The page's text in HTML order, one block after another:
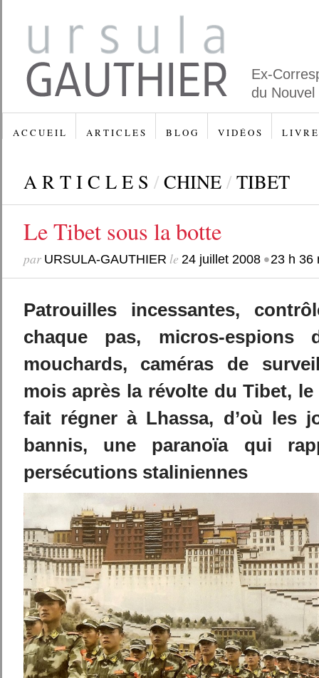
Ex-
du
A C C U E I L A R T I C L E S B L O G V I D É O S L I V R E
A R T I C L E S / CHINE / TIBET
Le Tibet sous la botte
par URSULA-GAUTHIER le 24 juillet 2008•23 h 36
Patrouilles incessantes,
chaque pas, micros-espions
mouchards, caméras de
mois après la révolte du Tibet,
fait régner à Lhassa, d’où les
bannis, une paranoïa qui
persécutions staliniennes